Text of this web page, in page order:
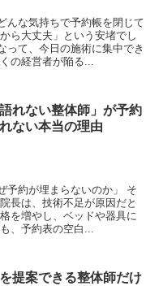
んな気持ちで予約帳を閉じて
ら大丈夫」という安堵でし
って、今日の施術に集中でき
の経営者が陥る...
語れない整体師」が予約
ない本当の理由
予約が埋まらないのか」 そ
長は、技術不足が原因だと
を増やし、ベッドや器具に
、予約表の空白...
を提案できる整体師だけ